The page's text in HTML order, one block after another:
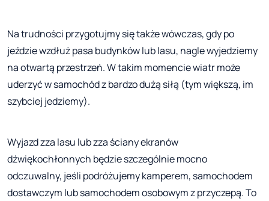
Na trudności przygotujmy się także wówczas, gdy po
jeździe wzdłuż pasa budynków lub lasu, nagle wyjedziemy
na otwartą przestrzeń. W takim momencie wiatr może
uderzyć w samochód z bardzo dużą siłą (tym większą, im
szybciej jedziemy).
Wyjazd zza lasu lub zza ściany ekranów
dźwiękochłonnych będzie szczególnie mocno
odczuwalny, jeśli podróżujemy kamperem, samochodem
dostawczym lub samochodem osobowym z przyczepą. To